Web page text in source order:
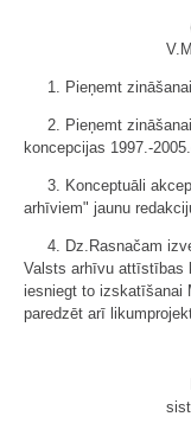
1. Pieņemt
2. Pieņemt
koncepcijas 1997.-
3. Konceptuāli
arhīviem" jaunu
4. Dz.Rasnačam
Valsts arhīvu attīstības
iesniegt to izskatīšanai
paredzēt arī